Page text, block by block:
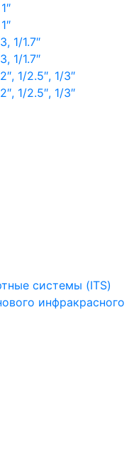
1/1.7″
1/1.7″
1/2.5″, 1/3″
1/2.5″, 1/3″
системы (ITS)
инфракрасного